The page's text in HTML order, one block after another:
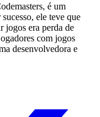
é um
ele teve que
jogos era perda de
com jogos
desenvolvedora e